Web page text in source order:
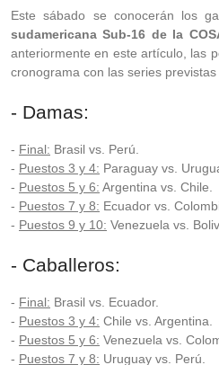
Este sábado se conocerán los
sudamericana Sub-16 de la
anteriormente en este artículo, las
cronograma con las series
- Damas:
- Final: Brasil vs. Perú.
- Puestos 3 y 4: Paraguay vs.
- Puestos 5 y 6: Argentina vs. Chile.
- Puestos 7 y 8: Ecuador vs.
- Puestos 9 y 10: Venezuela vs.
- Caballeros:
- Final: Brasil vs. Ecuador.
- Puestos 3 y 4: Chile vs. Argentina.
- Puestos 5 y 6: Venezuela vs.
- Puestos 7 y 8: Uruguay vs. Perú.